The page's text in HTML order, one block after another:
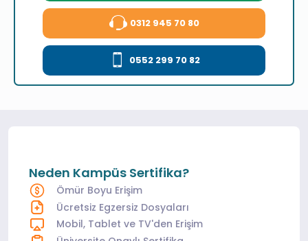
0312 945 70 80
0552 299 70 82
Neden Kampüs Sertifika?
Ömür Boyu Erişim
Ücretsiz Egzersiz Dosyaları
Mobil, Tablet ve TV'den Erişim